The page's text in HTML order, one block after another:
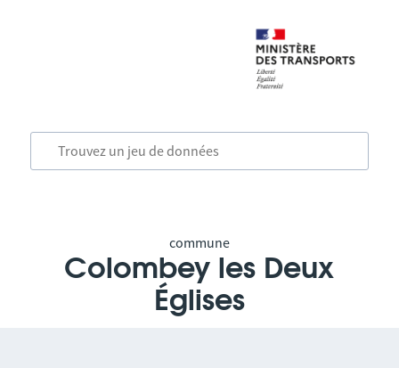
commune
Colombey les Deux
Églises